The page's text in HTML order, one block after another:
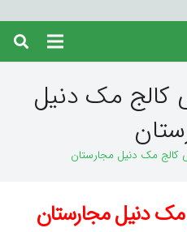
کالج مک دنیل
مک دنیل مجارستان
دنیل مجارستان